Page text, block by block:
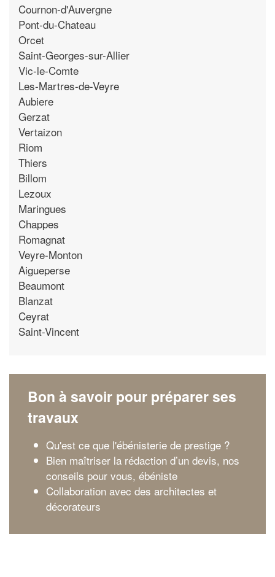
Cournon-d'Auvergne
Pont-du-Chateau
Orcet
Saint-Georges-sur-Allier
Vic-le-Comte
Les-Martres-de-Veyre
Aubiere
Gerzat
Vertaizon
Riom
Thiers
Billom
Lezoux
Maringues
Chappes
Romagnat
Veyre-Monton
Aigueperse
Beaumont
Blanzat
Ceyrat
Saint-Vincent
Bon à savoir pour préparer ses
travaux
Qu'est ce que l'ébénisterie de prestige ?
Bien maîtriser la rédaction d’un devis, nos
conseils pour vous, ébéniste
Collaboration avec des architectes et
décorateurs